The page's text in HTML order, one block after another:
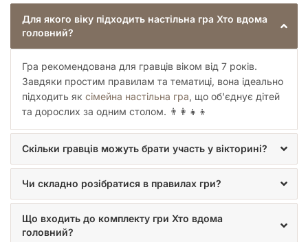
Для якого віку підходить настільна гра Хто вдома
головний?
Гра рекомендована для гравців віком від 7 років.
Завдяки простим правилам та тематиці, вона ідеально
підходить як сімейна настільна гра, що об'єднує дітей
та дорослих за одним столом. 👨‍👩‍👧‍👦
Скільки гравців можуть брати участь у вікторині?
Чи складно розібратися в правилах гри?
Що входить до комплекту гри Хто вдома
головний?